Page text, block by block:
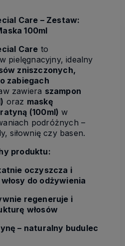
Care – Zestaw:
100ml
Care to
pielęgnacyjny, idealny
zniszczonych,
zabiegach
zawiera szampon
oraz maskę
(100ml) w
podróżnych –
siłownię czy basen.
produktu:
oczyszcza i
do odżywienia
regeneruje i
włosów
– naturalny budulec